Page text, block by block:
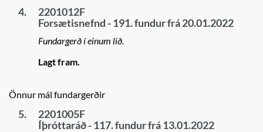
4.
2201012F
Forsætisnefnd - 191. fundur frá 20.01.2022
Fundargerð í einum lið.
Lagt fram.
Önnur mál fundargerðir
5.
2201005F
Íþróttaráð - 117. fundur frá 13.01.2022